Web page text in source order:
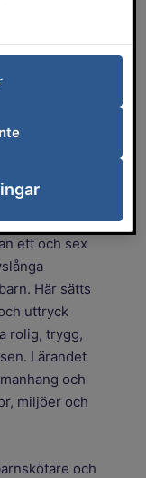
är en
Lärandet
och en
ett och sex
Här sätts
uttryck
rolig, trygg,
Lärandet
och
miljöer och
och